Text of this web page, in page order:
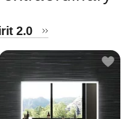
2.0